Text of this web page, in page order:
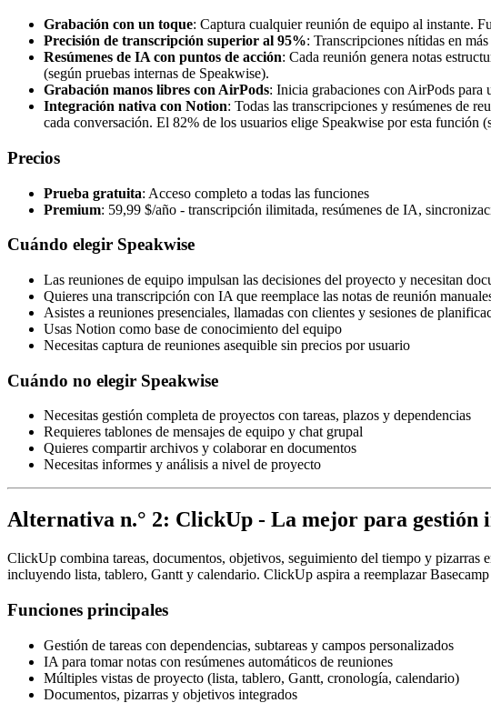
Grabación con un toque: Captura cualquier reunión de equipo al instante.
Precisión de transcripción superior al 95%: Transcripciones nítidas en
Resúmenes de IA con puntos de acción: Cada reunión genera notas
(según pruebas internas de Speakwise).
Grabación manos libres con AirPods: Inicia grabaciones con AirPods para
Integración nativa con Notion: Todas las transcripciones y resúmenes de
cada conversación. El 82% de los usuarios elige Speakwise por esta función
Precios
Prueba gratuita: Acceso completo a todas las funciones
Premium: 59,99 $/año - transcripción ilimitada, resúmenes de IA,
Cuándo elegir Speakwise
Las reuniones de equipo impulsan las decisiones del proyecto y necesitan
Quieres una transcripción con IA que reemplace las notas de reunión
Asistes a reuniones presenciales, llamadas con clientes y sesiones de
Usas Notion como base de conocimiento del equipo
Necesitas captura de reuniones asequible sin precios por usuario
Cuándo no elegir Speakwise
Necesitas gestión completa de proyectos con tareas, plazos y dependencias
Requieres tablones de mensajes de equipo y chat grupal
Quieres compartir archivos y colaborar en documentos
Necesitas informes y análisis a nivel de proyecto
Alternativa n.° 2: ClickUp - La mejor para gestión
ClickUp combina tareas, documentos, objetivos, seguimiento del tiempo y pizarras
incluyendo lista, tablero, Gantt y calendario. ClickUp aspira a reemplazar
Funciones principales
Gestión de tareas con dependencias, subtareas y campos personalizados
IA para tomar notas con resúmenes automáticos de reuniones
Múltiples vistas de proyecto (lista, tablero, Gantt, cronología, calendario)
Documentos, pizarras y objetivos integrados